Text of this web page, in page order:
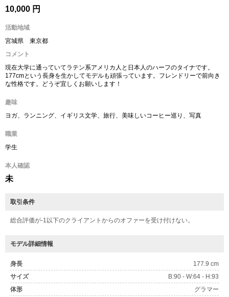
10,000 円
活動地域
宮城県 東京都
コメント
現在大学に通っていてラテン系アメリカ人と日本人のハーフのタイナです。
177cmという長身を生かしてモデルも頑張っています。フレンドリーで前向き
な性格です。どうぞ宜しくお願いします！
趣味
ヨガ、ランニング、イギリス文学、旅行、美味しいコーヒー巡り、写真
職業
学生
本人確認
未
取引条件
総合評価が-1以下のクライアントからのオファーを受け付けない。
モデル詳細情報
身長
177.9 cm
サイズ
B:90 - W:64 - H:93
体形
グラマー